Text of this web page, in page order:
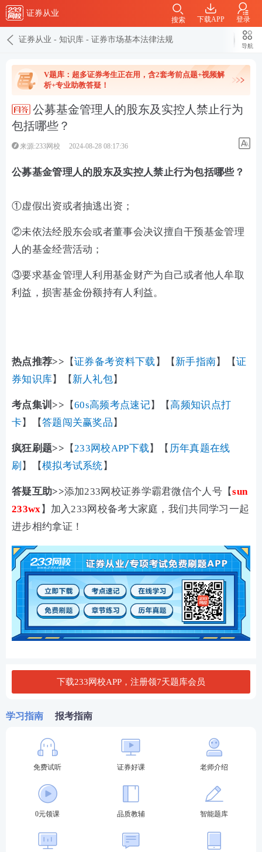
证券从业
下载APP 登录
搜索
证券从业 - 知识库 - 证券市场基本法律法规
导航
V题库：超多证券考生正在用，含2套考前点题+视频解
析+专业助教答疑！
公募基金管理人的股东及实控人禁止行为
包括哪些？
来源:233网校 2024-08-28 08:17:36
公募基金管理人的股东及实控人禁止行为包括哪些？
①虚假出资或者抽逃出资；
②未依法经股东会或者董事会决议擅自干预基金管理
人的基金经营活动；
③要求基金管理人利用基金财产为自己或者他人牟取
利益，损害基金份额持有人利益。
热点推荐>> 【证券备考资料下载 】【 新手指南】【证
券知识库】【 新人礼包】
考点集训>> 【60s高频考点速记】【高频知识点打
卡】【答题闯关赢奖品 】
疯狂刷题>> 【233网校APP下载 】【 历年真题在线
刷 】【模拟考试系统 】
答疑互助>>添加233网校证券学霸君微信个人号【sun
233wx 】加入233网校备考大家庭，我们共同学习一起
进步相约拿证！
下载233网校APP，注册领7天题库会员
学习指南 报考指南
免费试听 证券好课 老师介绍
0元领课 品质教辅 智能题库